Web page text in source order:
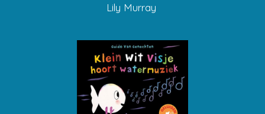
Lily Murray